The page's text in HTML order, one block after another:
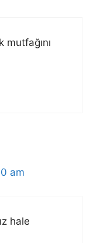
mutfağını
am
hale